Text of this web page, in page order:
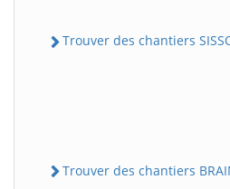
Trouver des chantiers
Trouver des chantiers